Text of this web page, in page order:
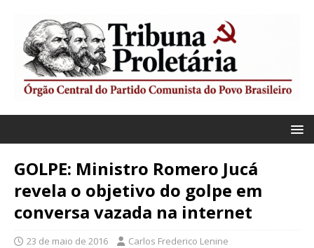
GOLPE: Ministro Romero Jucá
revela o objetivo do golpe em
conversa vazada na internet
23 de maio de 2016 Carlos Frederico Lenine